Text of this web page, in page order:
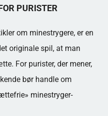
PURISTER
om minestrygere, er en
originale spil, at man
For purister, der mener,
bør handle om
minestryger-